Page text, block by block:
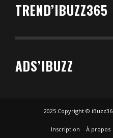
TREND’IBUZZ365
ADS’IBUZZ
2025 Copyright ©
Inscription À propos